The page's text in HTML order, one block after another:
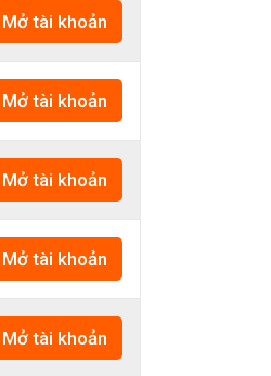
Mở tài khoản
Mở tài khoản
Mở tài khoản
Mở tài khoản
Mở tài khoản